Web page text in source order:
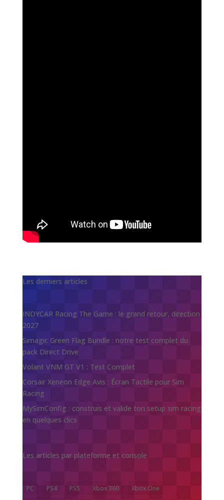
Les derniers articles
INDYCAR Racing The Game : le grand retour, direction
2027
Simagic Green Flag Bundle : notre test complet du
pack Direct Drive
Volant VNM GT V1 : Test Complet
Corsair Xeneon Edge Avis : Écran Tactile pour Sim
Racing
MySimConfig : construis et valide ton setup sim racing
en quelques clics
Les articles par plateforme et console
PC PS4 PS5 Xbox 360
Xbox One